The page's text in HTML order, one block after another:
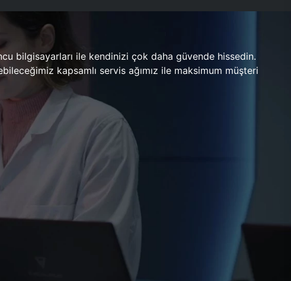
bilgisayarları ile kendinizi çok daha güvende hissedin.
kapsamlı servis ağımız ile maksimum müşteri